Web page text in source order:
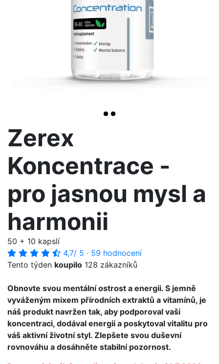
Zerex
Koncentrace -
pro jasnou mysl a
harmonii
50 + 10 kapslí
4,7/ 5 · 59 hodnocení
Tento týden koupilo 128 zákazníků
Obnovte svou mentální ostrost a energii. S jemně
vyváženým mixem přírodních extraktů a vitamínů, je
náš produkt navržen tak, aby podporoval vaši
koncentraci, dodával energii a poskytoval vitalitu pro
váš aktivní životní styl. Zlepšete svou duševní
rovnováhu a dosáhněte stabilní pozornost.